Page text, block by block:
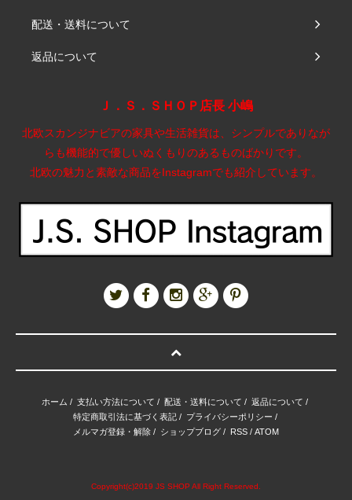
配送・送料について
返品について
Ｊ．Ｓ．ＳＨＯＰ店長 小嶋
北欧スカンジナビアの家具や生活雑貨は、シンプルでありなが
らも機能的で優しいぬくもりのあるものばかりです。
北欧の魅力と素敵な商品をInstagramでも紹介しています。
ホーム / 支払い方法について / 配送・送料について / 返品について /
特定商取引法に基づく表記/ プライバシーポリシー /
メルマガ登録・解除 / ショップブログ / RSS / ATOM
Copyright(c)2019 JS SHOP All Right Reserved.